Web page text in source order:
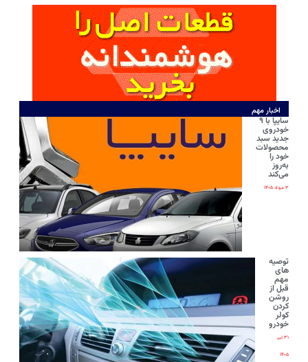
اخبار مهم
سایپا با ۹
خودروی
جدید سبد
محصولات
خود را
به‌روز
می‌کند
۳ مرداد ۱۴۰۵
توصیه
های
مهم
قبل از
روشن
کردن
کولر
خودرو
۳۱ تیر
۱۴۰۵